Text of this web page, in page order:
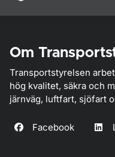
Om
Transportstyrelsen
hög kvalitet, säkra och
järnväg, luftfart, sjöfart
Facebook